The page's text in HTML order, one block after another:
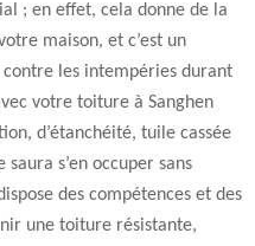
; en effet, cela donne de la
maison, et c’est un
les intempéries durant
votre toiture à Sanghen
d’étanchéité, tuile cassée
s’en occuper sans
des compétences et des
une toiture résistante,